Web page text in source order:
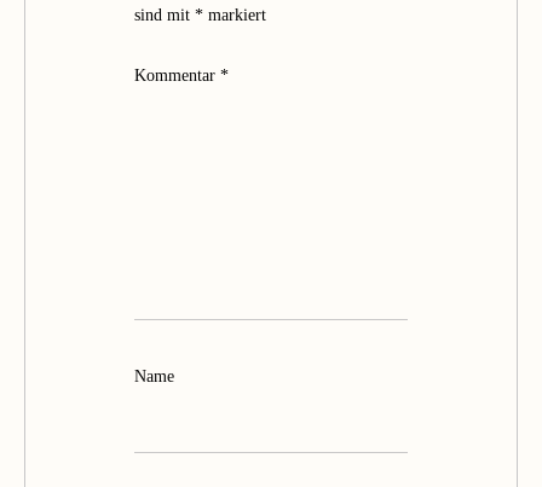
sind mit * markiert
Kommentar *
Name